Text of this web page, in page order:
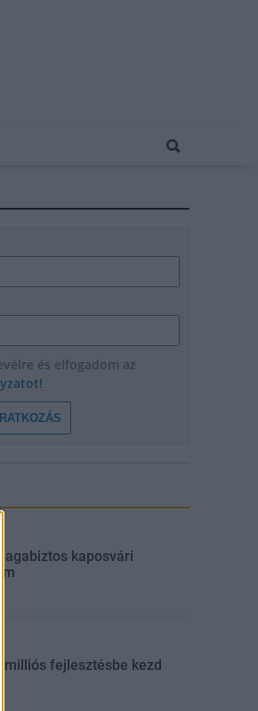
és elfogadom az
kaposvári
fejlesztésbe kezd